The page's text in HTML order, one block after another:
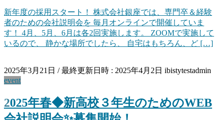
新年度の採用スタート！ 株式会社銀座では、専門卒＆経験
者のための会社説明会を 毎月オンラインで開催していま
す！ 4月、5月、6月は各2回実施します。 ZOOMで実施して
いるので、 静かな場所でしたら、 自宅はもちろん、ど […]
2025年3月21日 / 最終更新日時 : 2025年4月2日 ibistytestadmin
event
2025年春◆新高校３年生のためのWEB